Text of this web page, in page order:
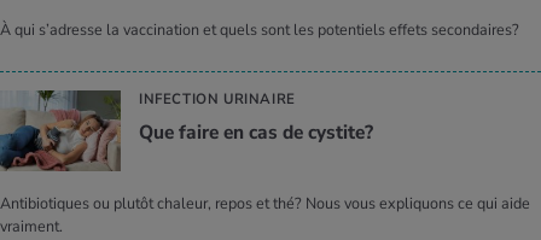
À qui s’adresse la vaccination et quels sont les potentiels effets secondaires?
INFECTION URINAIRE
Que faire en cas de cys­tite?
Antibiotiques ou plutôt chaleur, repos et thé? Nous vous expliquons ce qui aide
vraiment.